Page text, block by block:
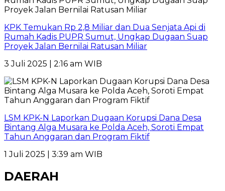
KPK Temukan Rp 2,8 Miliar dan Dua Senjata Api di
Rumah Kadis PUPR Sumut, Ungkap Dugaan Suap
Proyek Jalan Bernilai Ratusan Miliar
3 Juli 2025 | 2:16 am WIB
LSM KPK-N Laporkan Dugaan Korupsi Dana Desa
Bintang Alga Musara ke Polda Aceh, Soroti Empat
Tahun Anggaran dan Program Fiktif
1 Juli 2025 | 3:39 am WIB
DAERAH